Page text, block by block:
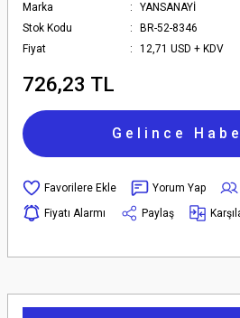
Marka
YANSANAYİ
Stok Kodu
BR-52-8346
Fiyat
12,71 USD + KDV
726,23 TL
Gelince
Yorum Yap
Fiyatı Alarmı
Paylaş